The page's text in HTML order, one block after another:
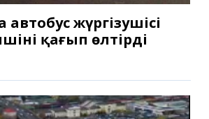
автобус жүргізушісі
қағып өлтірді